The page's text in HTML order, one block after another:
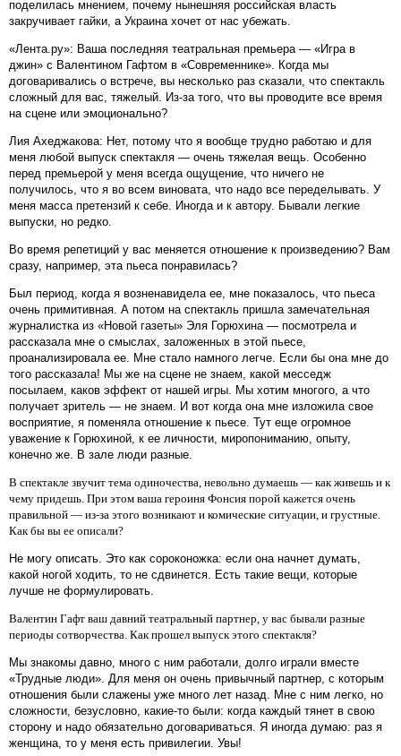
поделилась мнением, почему нынешняя российская власть
закручивает гайки, а Украина хочет от нас убежать.
«Лента.ру»: Ваша последняя театральная премьера — «Игра в
джин» с Валентином Гафтом в «Современнике». Когда мы
договаривались о встрече, вы несколько раз сказали, что спектакль
сложный для вас, тяжелый. Из-за того, что вы проводите все время
на сцене или эмоционально?
Лия Ахеджакова: Нет, потому что я вообще трудно работаю и для
меня любой выпуск спектакля — очень тяжелая вещь. Особенно
перед премьерой у меня всегда ощущение, что ничего не
получилось, что я во всем виновата, что надо все переделывать. У
меня масса претензий к себе. Иногда и к автору. Бывали легкие
выпуски, но редко.
Во время репетиций у вас меняется отношение к произведению? Вам
сразу, например, эта пьеса понравилась?
Был период, когда я возненавидела ее, мне показалось, что пьеса
очень примитивная. А потом на спектакль пришла замечательная
журналистка из «Новой газеты» Эля Горюхина — посмотрела и
рассказала мне о смыслах, заложенных в этой пьесе,
проанализировала ее. Мне стало намного легче. Если бы она мне до
того рассказала! Мы же на сцене не знаем, какой месседж
посылаем, каков эффект от нашей игры. Мы хотим многого, а что
получает зритель — не знаем. И вот когда она мне изложила свое
восприятие, я поменяла отношение к пьесе. Тут еще огромное
уважение к Горюхиной, к ее личности, миропониманию, опыту,
конечно же. В зале люди разные.
В спектакле звучит тема одиночества, невольно думаешь — как живешь и к
чему придешь. При этом ваша героиня Фонсия порой кажется очень
правильной — из-за этого возникают и комические ситуации, и грустные.
Как бы вы ее описали?
Не могу описать. Это как сороконожка: если она начнет думать,
какой ногой ходить, то не сдвинется. Есть такие вещи, которые
лучше не формулировать.
Валентин Гафт ваш давний театральный партнер, у вас бывали разные
периоды сотворчества. Как прошел выпуск этого спектакля?
Мы знакомы давно, много с ним работали, долго играли вместе
«Трудные люди». Для меня он очень привычный партнер, с которым
отношения были слажены уже много лет назад. Мне с ним легко, но
сложности, безусловно, какие-то были: когда каждый тянет в свою
сторону и надо обязательно договариваться. Я иногда думаю: раз я
женщина, то у меня есть привилегии. Увы!